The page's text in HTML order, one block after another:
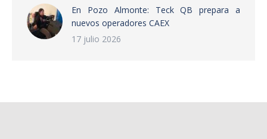
En Pozo Almonte: Teck QB prepara a
nuevos operadores CAEX
17 julio 2026